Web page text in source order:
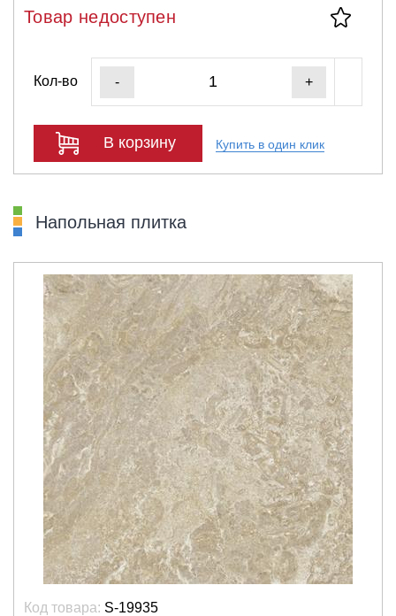
Товар недоступен
Кол-во - +
В корзину Купить в один клик
Напольная плитка
Код товара: S-19935